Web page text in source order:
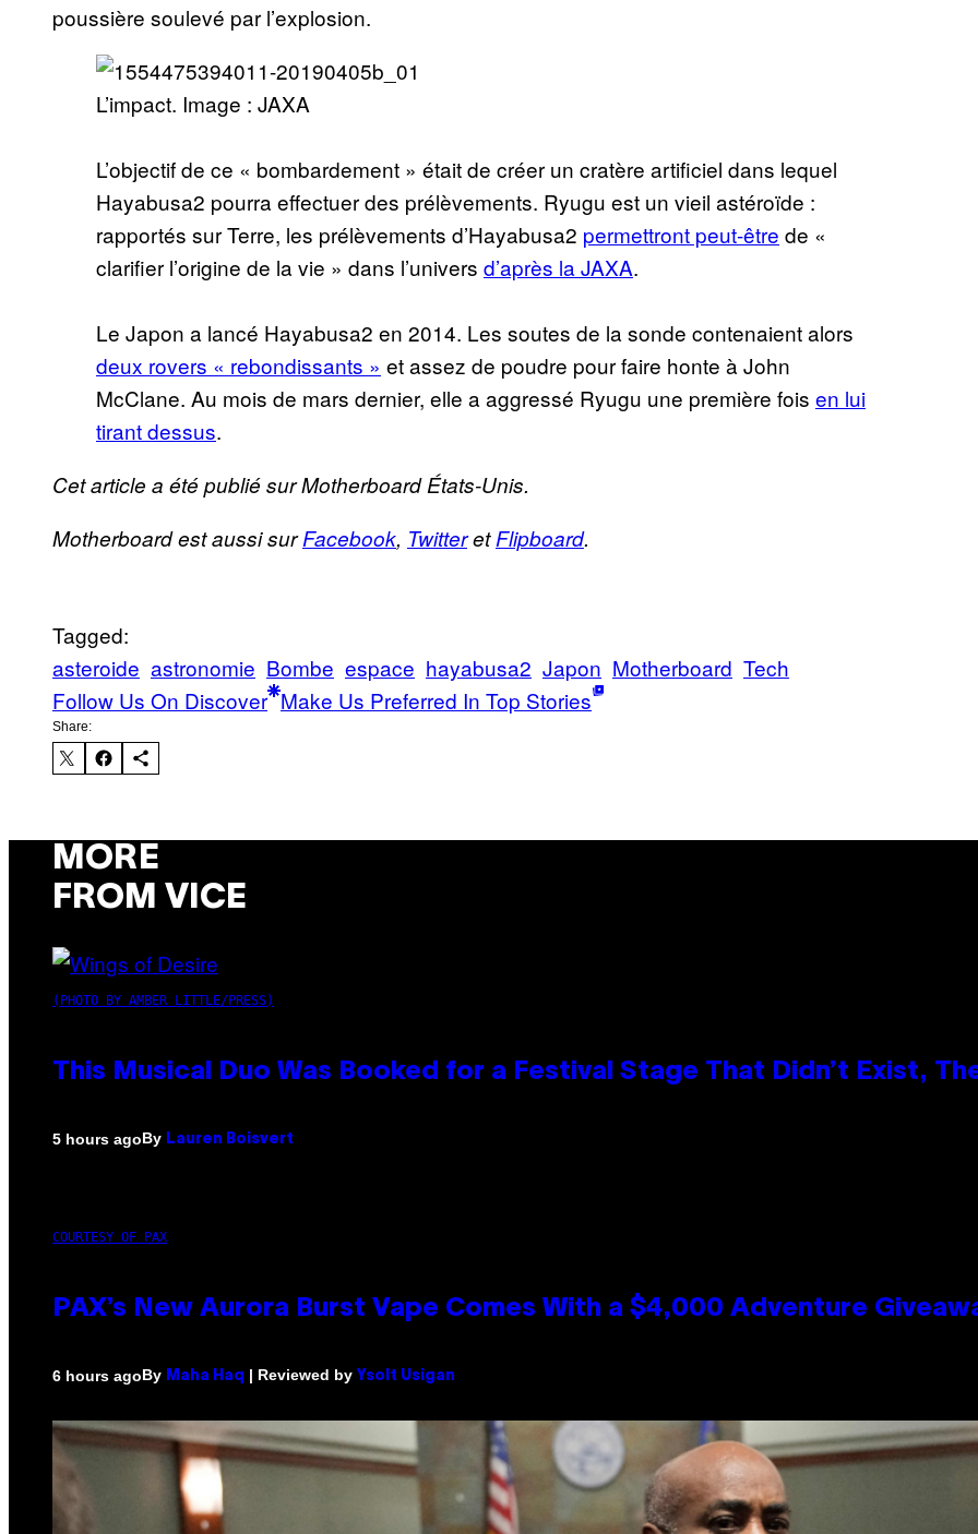
poussière soulevé par l’explosion.
L’impact. Image : JAXA
L’objectif de ce « bombardement » était de créer un cratère artificiel dans lequel
Hayabusa2 pourra effectuer des prélèvements. Ryugu est un vieil astéroïde :
rapportés sur Terre, les prélèvements d’Hayabusa2 permettront peut-être de «
clarifier l’origine de la vie » dans l’univers d’après la JAXA.
Le Japon a lancé Hayabusa2 en 2014. Les soutes de la sonde contenaient alors
deux rovers « rebondissants » et assez de poudre pour faire honte à John
McClane. Au mois de mars dernier, elle a aggressé Ryugu une première fois en lui
tirant dessus.
Cet article a été publié sur Motherboard États-Unis.
Motherboard est aussi surFacebook, TwitteretFlipboard.
Tagged:
asteroide astronomie Bombe espace hayabusa2 Japon Motherboard Tech
Follow Us On Discover Make Us Preferred In Top Stories
Share:
MORE
FROM VICE
(PHOTO BY AMBER LITTLE/PRESS)
This Musical Duo Was Booked for a Festival Stage That Didn’t Exist,
5 hours agoBy Lauren Boisvert
COURTESY OF PAX
PAX’s New Aurora Burst Vape Comes With a $4,000 Adventure
6 hours agoBy Maha Haq | Reviewed by Ysolt Usigan